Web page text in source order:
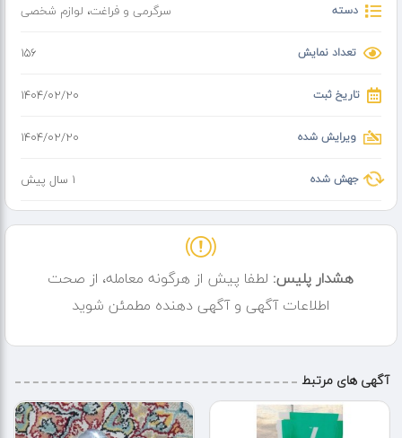
دسته سرگرمی و فراغت، لوازم شخصی
تعداد نمایش 156
تاریخ ثبت ۱۴۰۴/۰۲/۲۰
ویرایش شده ۱۴۰۴/۰۲/۲۰
جهش شده 1 سال پیش
هشدار پلیس: لطفا پیش از هرگونه معامله، از صحت
اطلاعات آگهی و آگهی دهنده مطمئن شوید
آگهی های مرتبط